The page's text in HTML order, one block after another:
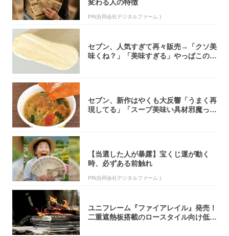
変わる人の特徴
PR(合同会社デジタルファーム )
セブン、人気すぎて再々販売→「クソ美
味くね？」「美味すぎる」やっぱこのク
セブン、新作はやくも大反響「うまく再
現してる」「スープ美味い具材邪魔って
【当選した人が暴露】宝くじ運が動く
時、必ずある前触れ
PR(合同会社デジタルファーム )
ユニフレーム『ファイアレイル』発売！
二重遮熱板搭載のロースタイル向け低型